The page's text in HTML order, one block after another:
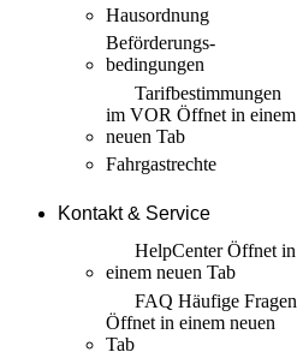
Hausordnung
Beförderungs­
bedingungen
Tarif­bestimmungen
im VOR Öffnet in einem
neuen Tab
Fahrgastrechte
Kontakt & Service
HelpCenterÖffnet in
einem neuen Tab
FAQ Häufige Fragen
Öffnet in einem neuen
Tab